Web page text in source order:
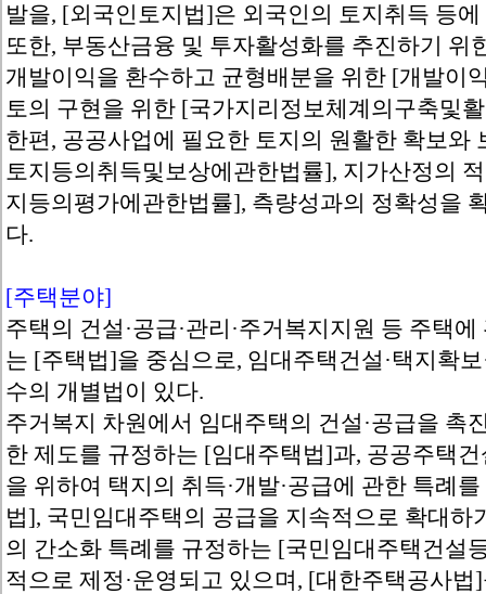
발을, [외국인토지법]은 외국인의 토지취득 등
또한, 부동산금융 및 투자활성화를 추진하기 위
개발이익을 환수하고 균형배분을 위한 [개발이
토의 구현을 위한 [국가지리정보체계의구축및
한편, 공공사업에 필요한 토지의 원활한 확보와
토지등의취득및보상에관한법률], 지가산정의
지등의평가에관한법률], 측량성과의 정확성을
다.
[주택분야]
주택의 건설·공급·관리·주거복지지원 등 주택
는 [주택법]을 중심으로, 임대주택건설·택지확
수의 개별법이 있다.
주거복지 차원에서 임대주택의 건설·공급을 촉
한 제도를 규정하는 [임대주택법]과, 공공주택
을 위하여 택지의 취득·개발·공급에 관한 특례
법], 국민임대주택의 공급을 지속적으로 확대하
의 간소화 특례를 규정하는 [국민임대주택건설
적으로 제정·운영되고 있으며, [대한주택공사